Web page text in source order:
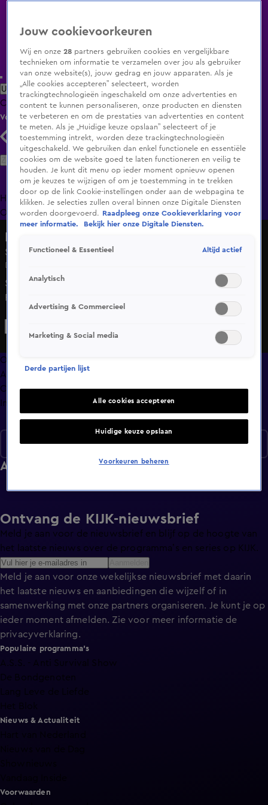
Uitzending Gemist Populaire programma's Zenders Genres
ClipsFilmsRadioSmart TV inlogShop
Volg KIJK
Zoeken
HomeUitzending Gemist Programma's De Bondgenoten
OranjezomerLivestreamsShop
Seizoen 1, aflevering 22
Do 2 juli, 16:58
Sam van Royen, Nicky van der Gijp, Maurice Steijn en
Ronald Molendijk bespreken het laatste nieuws rondom
het WK voetbal: Van Gaal stopt per direct bij Ajax en de
Overzicht
Afleveringen
Clips
Info
Afleveringen
Seizoen 1
Ontvang de KIJK-nieuwsbrief
Meld je aan voor de nieuwsbrief en blijf op de hoogte van
het laatste nieuws over de programma’s en series op KIJK.
Meld je aan voor onze wekelijkse nieuwsbrief met daarin
het laatste nieuws en aanbiedingen die wijzelf of in
samenwerking met onze partners organiseren. Je kunt je op
ieder moment afmelden. Zie voor meer informatie de
privacyverklaring.
Populaire programma's
A.S.S. - Anti Survival Show
De Bondgenoten
Lang Leve de Liefde
Het Blok
Nieuws & Actualiteit
Voorwaarden
Jouw cookievoorkeuren
Wij en onze28 partners gebruiken cookies en vergelijkbare
technieken om informatie te verzamelen over jou als gebruiker
van onze website(s), jouw gedrag en jouw apparaten. Als je
„Alle cookies accepteren” selecteert, worden
trackingtechnologieën ingeschakeld om onze advertenties en
content te kunnen personaliseren, onze producten en diensten
te verbeteren en om de prestaties van advertenties en content
te meten. Als je „Huidige keuze opslaan” selecteert of je
toestemming intrekt, worden deze trackingtechnologieën
uitgeschakeld. We gebruiken dan enkel functionele en essentiële
cookies om de website goed te laten functioneren en veilig te
houden. Je kunt dit menu op ieder moment opnieuw openen
om je keuzes te wijzigen of om je toestemming in te trekken
door op de link Cookie-instellingen onder aan de webpagina te
klikken. Je selecties zullen overal binnen onze Digitale Diensten
worden doorgevoerd.
Raadpleeg onze Cookieverklaring voor
meer informatie.
Bekijk hier onze Digitale Diensten.
Functioneel & Essentieel Altijd actief
Analytisch
Advertising & Commercieel
Marketing & Social media
Derde partijen lijst
Alle cookies accepteren
Huidige keuze opslaan
Voorkeuren beheren